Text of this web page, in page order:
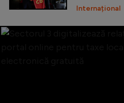
Internațional